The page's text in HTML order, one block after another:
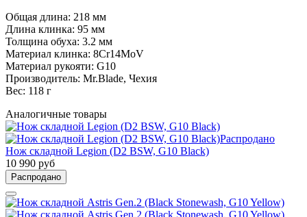
Общая длина: 218 мм
Длина клинка: 95 мм
Толщина обуха: 3.2 мм
Материал клинка: 8Cr14MoV
Материал рукояти: G10
Производитель: Mr.Blade, Чехия
Вес: 118 г
Аналогичные товары
Распродано
Нож складной Legion (D2 BSW, G10 Black)
10 990 руб
Распродано